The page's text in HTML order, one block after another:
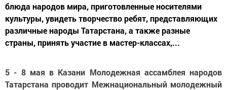
блюда народов мира, приготовленные носителями
культуры, увидеть творчество ребят, представляющих
различные народы Татарстана, а также разные
страны, принять участие в мастер-классах,...
5 - 8 мая в Казани Молодежная ассамблея народов
Татарстана проводит Межнациональный молодежный